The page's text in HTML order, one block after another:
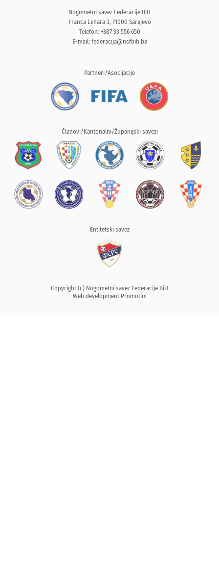
Nogometni savez Federacije BiH
Franca Lehara 3, 71000 Sarajevo
Telefon: +387 33 556 650
E-mail: federacija@nsfbih.ba
Partneri/Asocijacije
Članovi/Kantonalni/Županijski savezi
Entitetski savez
Copyright (c) Nogometni savez Federacije BiH
Web development Promotim